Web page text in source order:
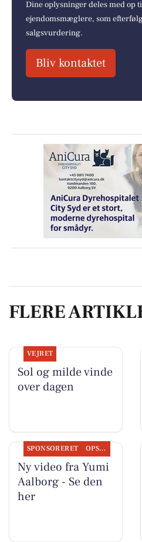
Dine oplysninger deles med op
ejendomsmæglere, som
salgsvurdering.
Bliv kontaktet
FLERE
VEJRET
Sol og milde vinde
over dagen
SPONSORERET OPSLAGSTAVLEN
Ny video fra Yumi
Aalborg - Se den
her